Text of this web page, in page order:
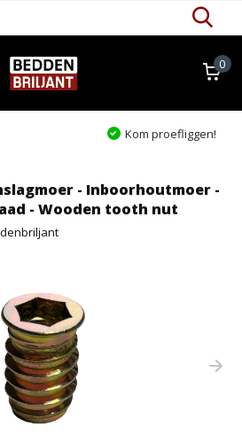
0
- Inboorhoutmoer -
- Wooden tooth nut